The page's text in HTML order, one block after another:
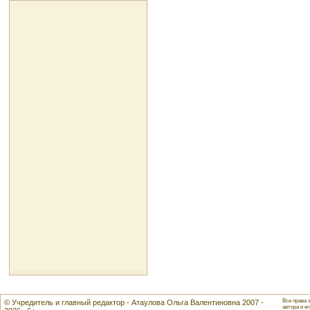
© Учредитель и главный редактор - Атаулова Ольга Валентиновна 2007 -
Все права
автора и